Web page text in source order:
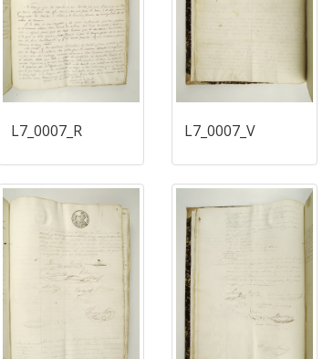
L7_0007_R L7_0007_V